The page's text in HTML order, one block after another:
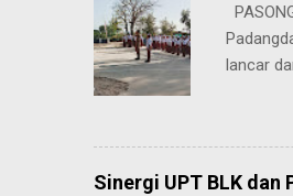
dihadapi
lancar
penting
ia
Sinergi UPT BLK dan